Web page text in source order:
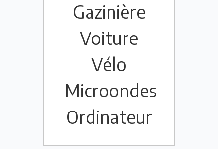
Gazinière
Voiture
Vélo
Microondes
Ordinateur